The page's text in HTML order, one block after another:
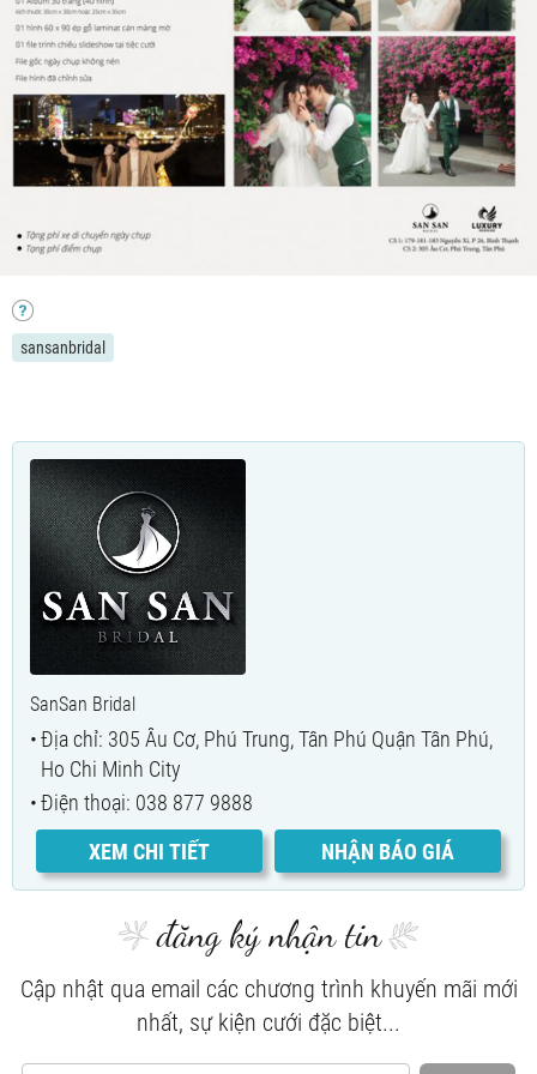
sansanbridal
SanSan Bridal
Địa chỉ: 305 Âu Cơ, Phú Trung, Tân Phú Quận Tân Phú,
Ho Chi Minh City
Điện thoại: 038 877 9888
XEM CHI TIẾT
NHẬN BÁO GIÁ
đăng ký nhận tin
Cập nhật qua email các chương trình khuyến mãi mới
nhất, sự kiện cưới đặc biệt...